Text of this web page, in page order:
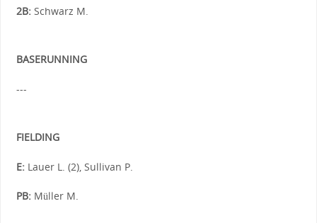
2B:Schwarz M.
BASERUNNING
---
FIELDING
E:Lauer L. (2), Sullivan P.
PB:Müller M.